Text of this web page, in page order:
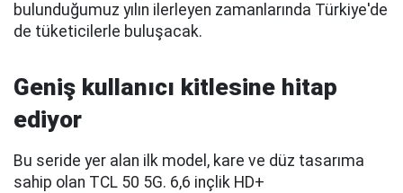
bulunduğumuz yılın ilerleyen zamanlarında Türkiye'de
de tüketicilerle buluşacak.
Geniş kullanıcı kitlesine hitap
ediyor
Bu seride yer alan ilk model, kare ve düz tasarıma
sahip olan TCL 50 5G. 6,6 inçlik HD+